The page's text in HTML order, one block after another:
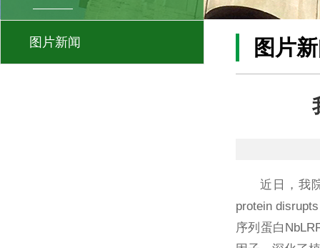
图片新闻 图片
近日，我
protein
序列蛋白